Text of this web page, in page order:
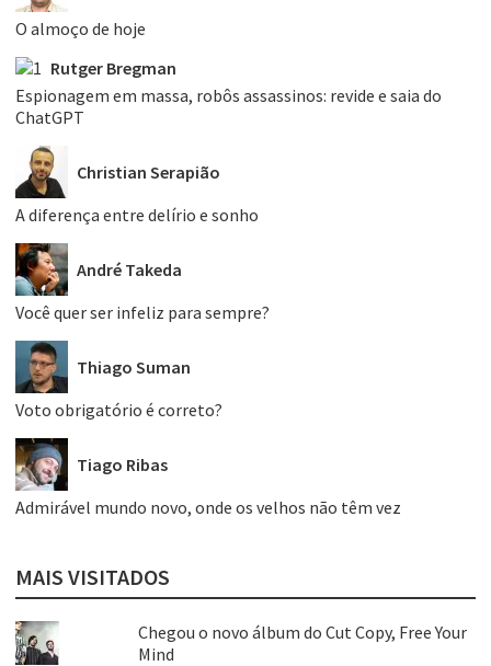
O almoço de hoje
Rutger Bregman
Espionagem em massa, robôs assassinos: revide e saia do
ChatGPT
Christian Serapião
A diferença entre delírio e sonho
André Takeda
Você quer ser infeliz para sempre?
Thiago Suman
Voto obrigatório é correto?
Tiago Ribas
Admirável mundo novo, onde os velhos não têm vez
MAIS VISITADOS
Chegou o novo álbum do Cut Copy, Free Your
Mind